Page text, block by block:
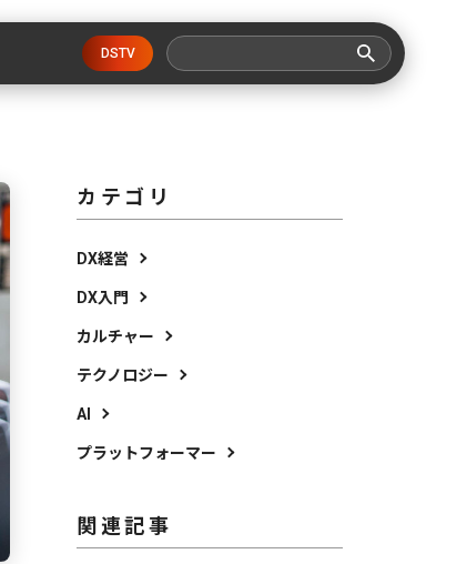
DSTV
カテゴリ
DX経営
DX入門
カルチャー
テクノロジー
AI
プラットフォーマー
関連記事